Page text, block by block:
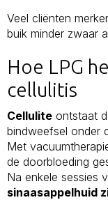
Veel cliënten
buik minder zwaar
Hoe LPG
cellulitis
Cellulite ontstaat
bindweefsel onder
Met
de doorbloeding
Na enkele sessies
sinaasappelhuid